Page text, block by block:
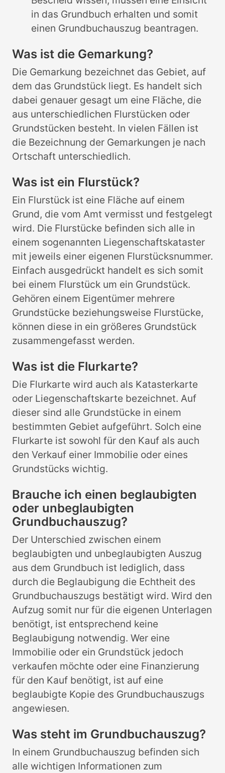
in das Grundbuch erhalten und somit
einen Grundbuchauszug beantragen.
Was ist die Gemarkung?
Die Gemarkung bezeichnet das Gebiet, auf
dem das Grundstück liegt. Es handelt sich
dabei genauer gesagt um eine Fläche, die
aus unterschiedlichen Flurstücken oder
Grundstücken besteht. In vielen Fällen ist
die Bezeichnung der Gemarkungen je nach
Ortschaft unterschiedlich.
Was ist ein Flurstück?
Ein Flurstück ist eine Fläche auf einem
Grund, die vom Amt vermisst und festgelegt
wird. Die Flurstücke befinden sich alle in
einem sogenannten Liegenschaftskataster
mit jeweils einer eigenen Flurstücksnummer.
Einfach ausgedrückt handelt es sich somit
bei einem Flurstück um ein Grundstück.
Gehören einem Eigentümer mehrere
Grundstücke beziehungsweise Flurstücke,
können diese in ein größeres Grundstück
zusammengefasst werden.
Was ist die Flurkarte?
Die Flurkarte wird auch als Katasterkarte
oder Liegenschaftskarte bezeichnet. Auf
dieser sind alle Grundstücke in einem
bestimmten Gebiet aufgeführt. Solch eine
Flurkarte ist sowohl für den Kauf als auch
den Verkauf einer Immobilie oder eines
Grundstücks wichtig.
Brauche ich einen beglaubigten
oder unbeglaubigten
Grundbuchauszug?
Der Unterschied zwischen einem
beglaubigten und unbeglaubigten Auszug
aus dem Grundbuch ist lediglich, dass
durch die Beglaubigung die Echtheit des
Grundbuchauszugs bestätigt wird. Wird den
Aufzug somit nur für die eigenen Unterlagen
benötigt, ist entsprechend keine
Beglaubigung notwendig. Wer eine
Immobilie oder ein Grundstück jedoch
verkaufen möchte oder eine Finanzierung
für den Kauf benötigt, ist auf eine
beglaubigte Kopie des Grundbuchauszugs
angewiesen.
Was steht im Grundbuchauszug?
In einem Grundbuchauszug befinden sich
alle wichtigen Informationen zum